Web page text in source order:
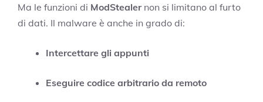
Ma le funzioni di ModStealernon si limitano al furto
di dati. Il malware è anche in grado di:
Intercettare gli appunti
Eseguire codice arbitrario da remoto